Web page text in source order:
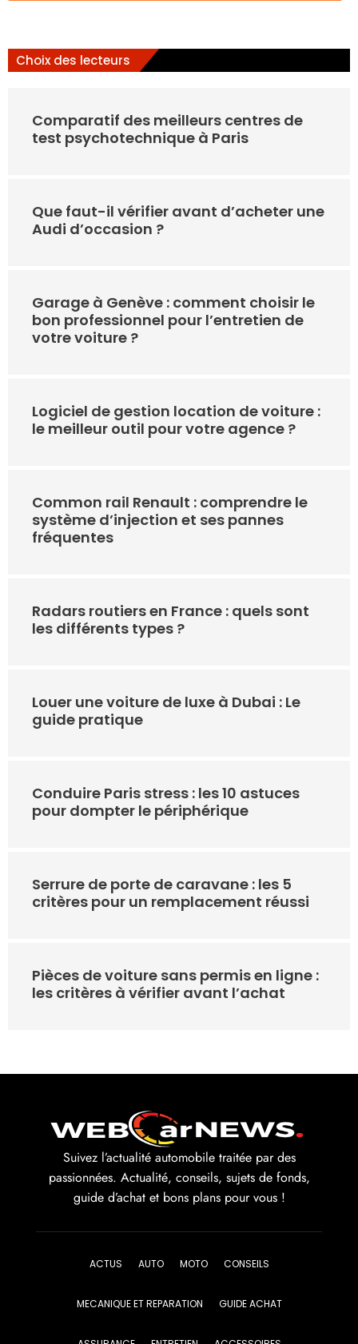
Choix des lecteurs
Comparatif des meilleurs centres de
test psychotechnique à Paris
Que faut-il vérifier avant d’acheter une
Audi d’occasion ?
Garage à Genève : comment choisir le
bon professionnel pour l’entretien de
votre voiture ?
Logiciel de gestion location de voiture :
le meilleur outil pour votre agence ?
Common rail Renault : comprendre le
système d’injection et ses pannes
fréquentes
Radars routiers en France : quels sont
les différents types ?
Louer une voiture de luxe à Dubai : Le
guide pratique
Conduire Paris stress : les 10 astuces
pour dompter le périphérique
Serrure de porte de caravane : les 5
critères pour un remplacement réussi
Pièces de voiture sans permis en ligne :
les critères à vérifier avant l’achat
Suivez l’actualité automobile traitée par des
passionnées. Actualité, conseils, sujets de fonds,
guide d’achat et bons plans pour vous !
ACTUS AUTO MOTO CONSEILS
MECANIQUE ET REPARATION GUIDE ACHAT